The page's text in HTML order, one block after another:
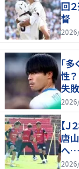
回
督
「
性
失
ど
【
唐
へ…